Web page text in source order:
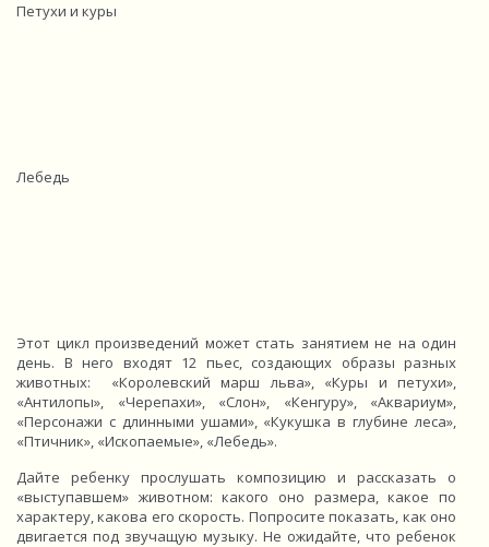
Петухи и куры
Лебедь
Этот цикл произведений может стать занятием не на один
день. В него входят 12 пьес, создающих образы разных
животных: «Королевский марш льва», «Куры и петухи»,
«Антилопы», «Черепахи», «Слон», «Кенгуру», «Аквариум»,
«Персонажи с длинными ушами», «Кукушка в глубине леса»,
«Птичник», «Ископаемые», «Лебедь».
Дайте ребенку прослушать композицию и рассказать о
«выступавшем» животном: какого оно размера, какое по
характеру, какова его скорость. Попросите показать, как оно
двигается под звучащую музыку. Не ожидайте, что ребенок